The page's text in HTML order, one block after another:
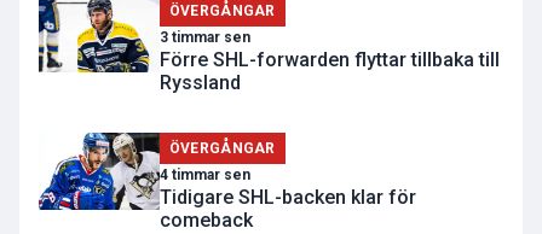
ÖVERGÅNGAR
3 timmar sen
Förre SHL-forwarden flyttar tillbaka till
Ryssland
ÖVERGÅNGAR
4 timmar sen
Tidigare SHL-backen klar för
comeback